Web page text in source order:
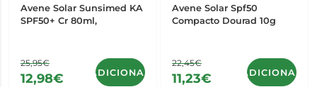
Avene Solar Sunsimed KA
SPF50+ Cr 80ml,
25,95€
12,98€ ADICIONAR
Avene Solar Spf50
Compacto Dourad 10g
22,45€
11,23€ ADICIONAR